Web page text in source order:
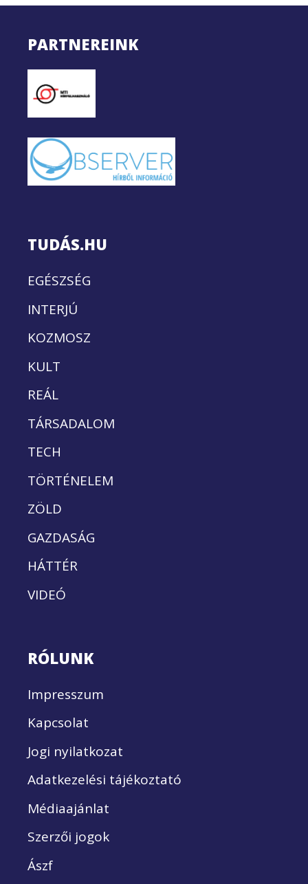
PARTNEREINK
TUDÁS.HU
EGÉSZSÉG
INTERJÚ
KOZMOSZ
KULT
REÁL
TÁRSADALOM
TECH
TÖRTÉNELEM
ZÖLD
GAZDASÁG
HÁTTÉR
VIDEÓ
RÓLUNK
Impresszum
Kapcsolat
Jogi nyilatkozat
Adatkezelési tájékoztató
Médiaajánlat
Szerzői jogok
Ászf